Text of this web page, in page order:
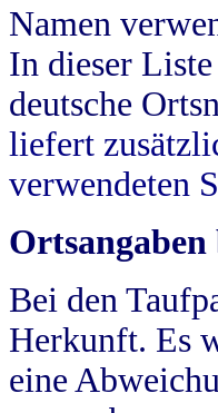
Namen
In dieser
deutsche
liefert
verwendeten
Ortsangaben
Bei den
Herkunft. Es
eine